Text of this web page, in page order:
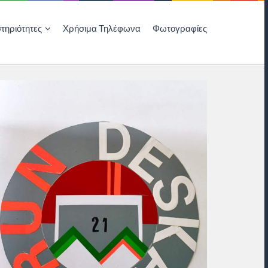
Χρήσιμα Τηλέφωνα Φωτογραφίες